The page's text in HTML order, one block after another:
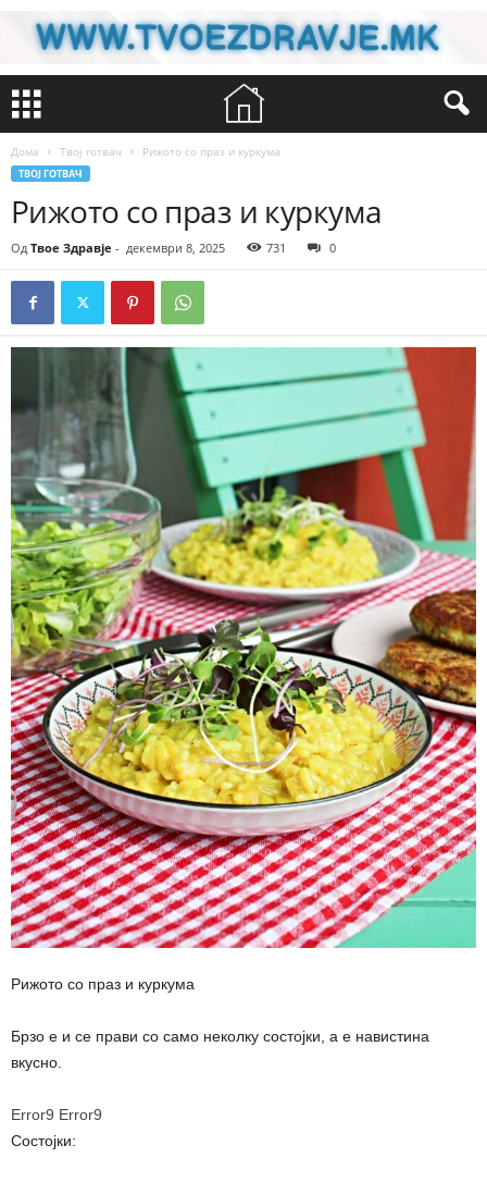
Дома Твој готвач Рижото со праз и куркума
ТВОЈ ГОТВАЧ
Рижото со праз и куркума
Од Твое Здравје - декември 8, 2025 731 0
Рижото со праз и куркума
Брзо е и се прави со само неколку состојки, а е навистина
вкусно.
Error9 Error9
Состојки: